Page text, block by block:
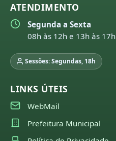
ATENDIMENTO
Segunda a Sexta
08h às 12h e 13h às 17h
Sessões: Segundas, 18h
LINKS ÚTEIS
WebMail
Prefeitura Municipal